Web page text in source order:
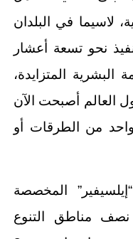
لاسيما في البلدان
نحو تسعة أعشار
البشرية المتزايدة،
حول العالم أصبحت الآن
من الطرقات أو
المخصصة
نصف مناطق التنوع